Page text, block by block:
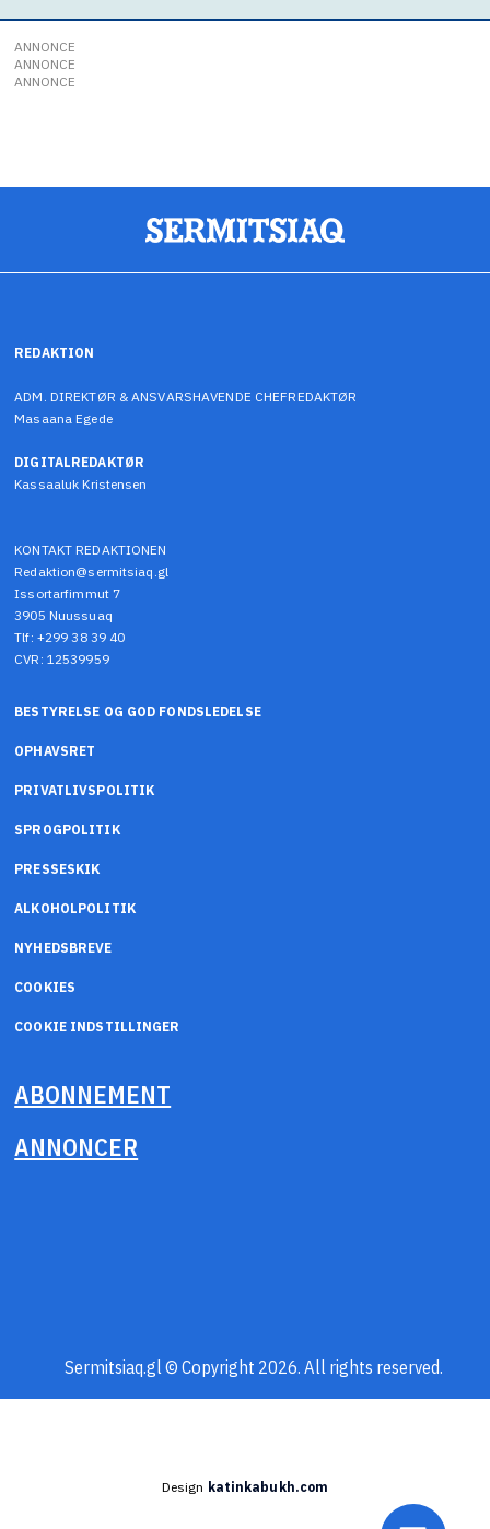
ANNONCE
ANNONCE
ANNONCE
REDAKTION
ADM. DIREKTØR & ANSVARSHAVENDE CHEFREDAKTØR
Masaana Egede
DIGITALREDAKTØR
Kassaaluk Kristensen
KONTAKT REDAKTIONEN
Redaktion@sermitsiaq.gl
Issortarfimmut 7
3905 Nuussuaq
Tlf: +299 38 39 40
CVR: 12539959
BESTYRELSE OG GOD FONDSLEDELSE
OPHAVSRET
PRIVATLIVSPOLITIK
SPROGPOLITIK
PRESSESKIK
ALKOHOLPOLITIK
NYHEDSBREVE
COOKIES
COOKIE INDSTILLINGER
ABONNEMENT
ANNONCER
Sermitsiaq.gl © Copyright 2026. All rights reserved.
Design katinkabukh.com